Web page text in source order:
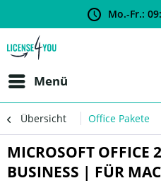
Mo.-Fr.:
Menü
Übersicht Office Pakete
MICROSOFT OFFICE
BUSINESS | FÜR MAC